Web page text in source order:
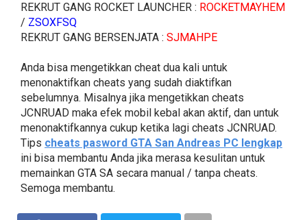
REKRUT GANG ROCKET LAUNCHER : ROCKETMAYHEM
/ ZSOXFSQ
REKRUT GANG BERSENJATA : SJMAHPE
Anda bisa mengetikkan cheat dua kali untuk
menonaktifkan cheats yang sudah diaktifkan
sebelumnya. Misalnya jika mengetikkan cheats
JCNRUAD maka efek mobil kebal akan aktif, dan untuk
menonaktifkannya cukup ketika lagi cheats JCNRUAD.
Tips cheats pasword GTA San Andreas PC lengkap
ini bisa membantu Anda jika merasa kesulitan untuk
memainkan GTA SA secara manual / tanpa cheats.
Semoga membantu.